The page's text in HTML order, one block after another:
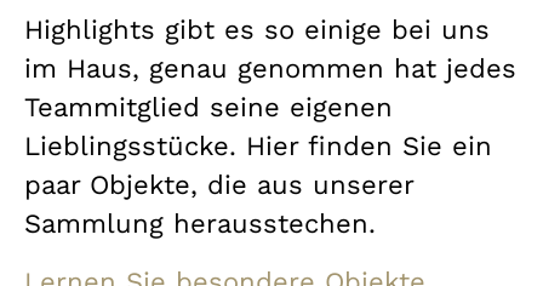
Highlights gibt es so einige bei uns
im Haus, genau genommen hat jedes
Teammitglied seine eigenen
Lieblingsstücke. Hier finden Sie ein
paar Objekte, die aus unserer
Sammlung herausstechen.